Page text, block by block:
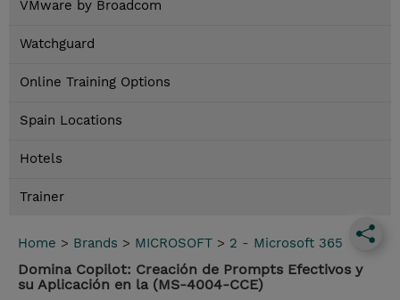
VMware by Broadcom
Watchguard
Online Training Options
Spain Locations
Hotels
Trainer
Home > Brands > MICROSOFT > 2 - Microsoft 365
Domina Copilot: Creación de Prompts Efectivos y
su Aplicación en la (MS-4004-CCE)